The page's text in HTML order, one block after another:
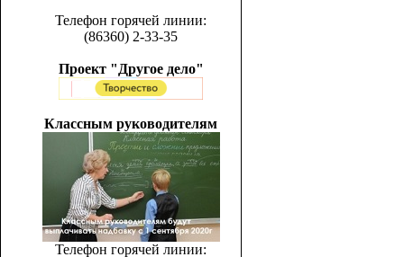
Телефон горячей линии:
(86360) 2-33-35
Проект "Другое дело"
Классным руководителям
Телефон горячей линии: